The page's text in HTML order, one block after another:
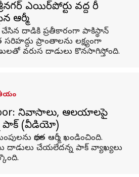
ఎయిర్‌పోర్టు వద్ద భారీ
ఆర్మీ
చేసిన దాడికి ప్రతీకారంగా పాకిస్థాన్
సరిహద్దు ప్రాంతాలను లక్ష్యంగా
వరుస దాడులు కొనసాగిస్తోంది.
నివాసాలు, ఆలయాలపై
పాక్ (వీడియో)
భారత ఆర్మీ ఖండించింది.
చేయలేదన్న పాక్‌ వ్యాఖ్యలు